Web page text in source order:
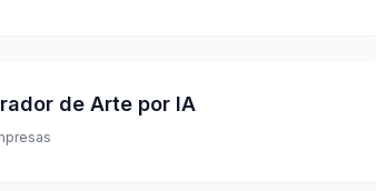
de Arte por IA